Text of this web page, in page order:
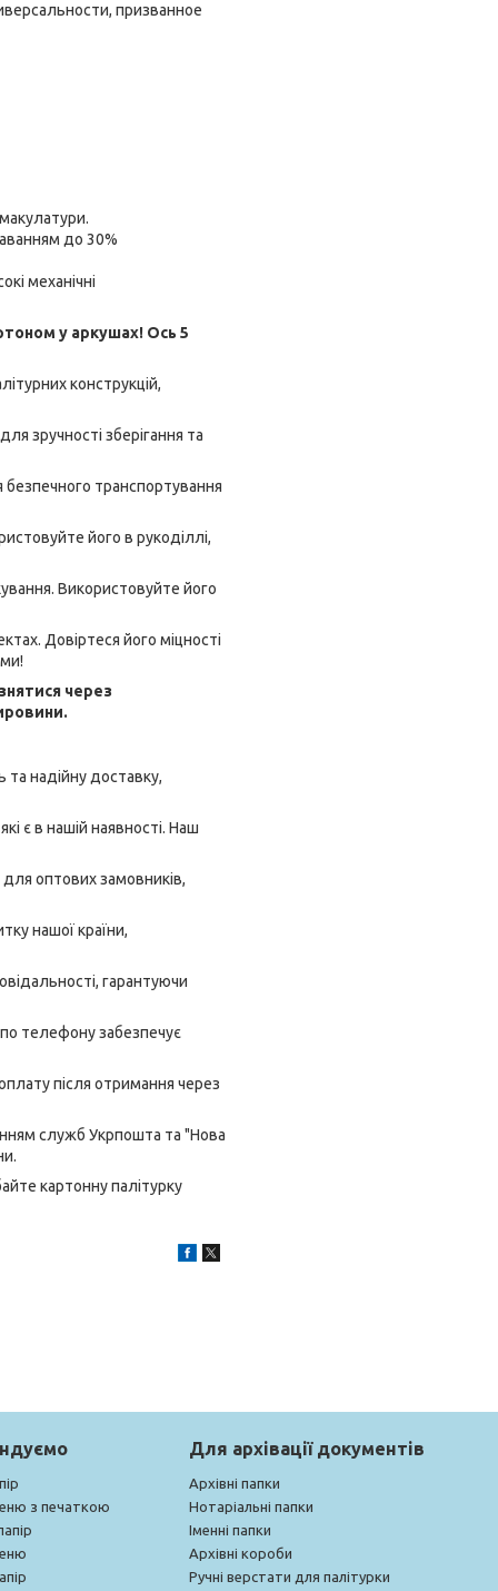
призванное
до 30%
механічні
у аркушах! Ось 5
конструкцій,
зручності зберігання та
безпечного транспортування
його в рукоділлі,
Використовуйте його
Довіртеся його міцності
через
надійну доставку,
є в нашій наявності. Наш
оптових замовників,
нашої країни,
гарантуючи
телефону забезпечує
після отримання через
служб Укрпошта та "Нова
картонну палітурку
з печаткою
Для архівації документів
Архівні папки
Нотаріальні папки
Іменні папки
Архівні короби
Ручні верстати для палітурки